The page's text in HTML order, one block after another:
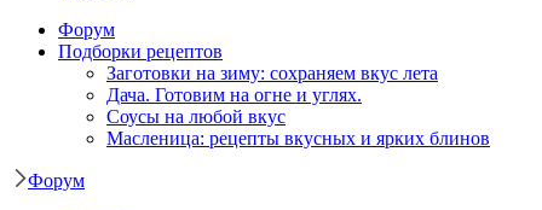
Форум
Подборки рецептов
Заготовки на зиму: сохраняем вкус лета
Дача. Готовим на огне и углях.
Соусы на любой вкус
Масленица: рецепты вкусных и ярких блинов
Форум